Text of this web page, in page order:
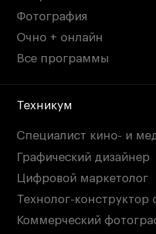
Фотография
Очно + онлайн
Все программы
Техникум
Специалист кино- и
Графический дизайнер
Цифровой маркетолог
Технолог-конструктор
Коммерческий